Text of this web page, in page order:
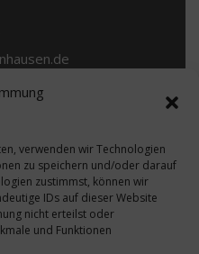
verwenden wir Technologien
zu speichern und/oder darauf
zustimmst, können wir
IDs auf dieser Website
nicht erteilst oder
und Funktionen